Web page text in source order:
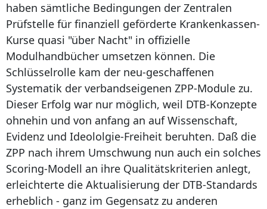
haben sämtliche Bedingungen der Zentralen
Prüfstelle für finanziell geförderte Krankenkassen-
Kurse quasi "über Nacht" in offizielle
Modulhandbücher umsetzen können. Die
Schlüsselrolle kam der neu-geschaffenen
Systematik der verbandseigenen ZPP-Module zu.
Dieser Erfolg war nur möglich, weil DTB-Konzepte
ohnehin und von anfang an auf Wissenschaft,
Evidenz und Ideololgie-Freiheit beruhten. Daß die
ZPP nach ihrem Umschwung nun auch ein solches
Scoring-Modell an ihre Qualitätskriterien anlegt,
erleichterte die Aktualisierung der DTB-Standards
erheblich - ganz im Gegensatz zu anderen